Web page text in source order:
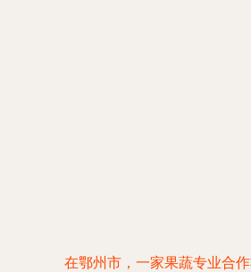
在鄂州市，一家果蔬专业合